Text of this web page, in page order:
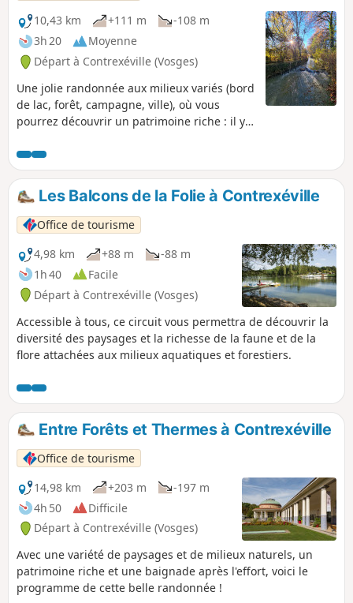
10,43 km
+111 m
-108 m
3h 20
Moyenne
Départ à Contrexéville (Vosges)
Une jolie randonnée aux milieux variés (bord
de lac, forêt, campagne, ville), où vous
pourrez découvrir un patrimoine riche : il y
Les Balcons de la Folie à Contrexéville
Office de tourisme
4,98 km
+88 m
-88 m
1h 40
Facile
Départ à Contrexéville (Vosges)
Accessible à tous, ce circuit vous permettra de découvrir la
diversité des paysages et la richesse de la faune et de la
flore attachées aux milieux aquatiques et forestiers.
Entre Forêts et Thermes à Contrexéville
Office de tourisme
14,98 km
+203 m
-197 m
4h 50
Difficile
Départ à Contrexéville (Vosges)
Avec une variété de paysages et de milieux naturels, un
patrimoine riche et une baignade après l'effort, voici le
programme de cette belle randonnée !